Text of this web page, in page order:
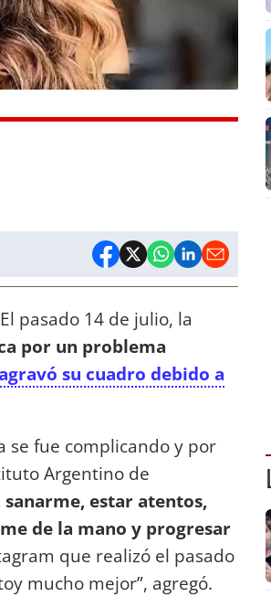
pasado 14 de julio, la
por un problema
su cuadro debido a
se fue complicando y por
Argentino de
estar atentos,
de la mano y progresar
que realizó el pasado
mucho mejor”, agregó.